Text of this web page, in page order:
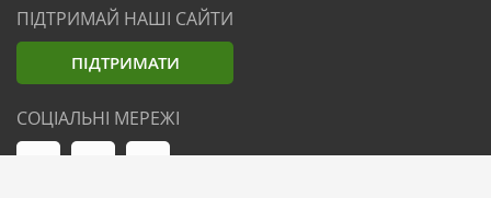
ПІДТРИМАЙ НАШІ САЙТИ
ПІДТРИМАТИ
СОЦІАЛЬНІ МЕРЕЖІ